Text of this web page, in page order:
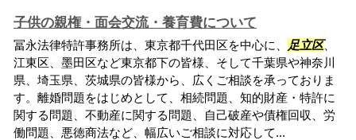
子供の親権・面会交流・養育費について
冨永法律特許事務所は、東京都千代田区を中心に、 足立区、
江東区、墨田区など東京都下の皆様、そして千葉県や神奈川
県、埼玉県、茨城県の皆様から、広くご相談を承っておりま
す。離婚問題をはじめとして、相続問題、知的財産・特許に
関する問題、不動産に関する問題、自己破産や債権回収、労
働問題、悪徳商法など、幅広いご相談に対応して...